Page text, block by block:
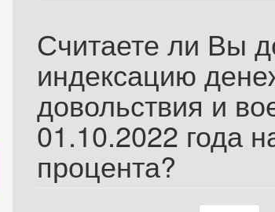
Считаете ли Вы
индексацию
довольствия и
01.10.2022 года
процента?